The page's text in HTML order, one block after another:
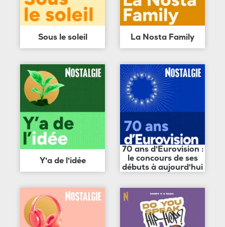
Sous le soleil La Nosta Family
Y'a de l'idée
70 ans d'Eurovision :
le concours de ses
débuts à aujourd'hui